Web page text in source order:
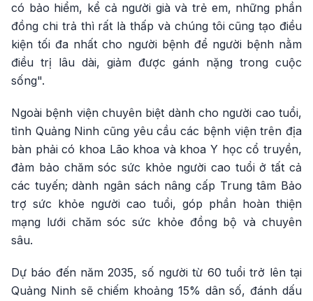
có bảo hiểm, kể cả người già và trẻ em, những phần
đồng chi trả thì rất là thấp và chúng tôi cũng tạo điều
kiện tối đa nhất cho người bệnh để người bệnh nằm
điều trị lâu dài, giảm được gánh nặng trong cuộc
sống".
Ngoài bệnh viện chuyên biệt dành cho người cao tuổi,
tỉnh Quảng Ninh cũng yêu cầu các bệnh viện trên địa
bàn phải có khoa Lão khoa và khoa Y học cổ truyền,
đảm bảo chăm sóc sức khỏe người cao tuổi ở tất cả
các tuyến; dành ngân sách nâng cấp Trung tâm Bảo
trợ sức khỏe người cao tuổi, góp phần hoàn thiện
mạng lưới chăm sóc sức khỏe đồng bộ và chuyên
sâu.
Dự báo đến năm 2035, số người từ 60 tuổi trở lên tại
Quảng Ninh sẽ chiếm khoảng 15% dân số, đánh dấu